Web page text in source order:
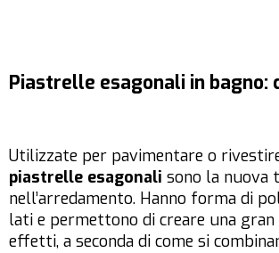
Piastrelle esagonali in bagno:
Utilizzate per pavimentare o
piastrelle esagonali sono la nuova
nell’arredamento. Hanno forma di
lati e permettono di creare una
effetti, a seconda di come si